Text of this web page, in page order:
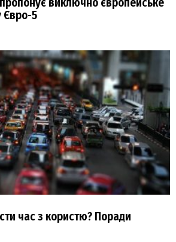
виключно європейське
Євро-5
час з користю? Поради